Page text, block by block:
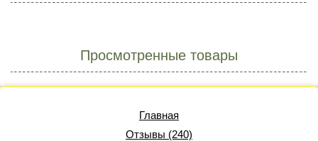
Просмотренные товары
Главная
Отзывы (240)